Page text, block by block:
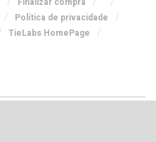
Política de privacidade
TieLabs HomePage